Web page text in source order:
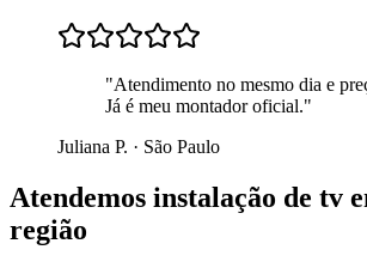
"Atendimento no mesmo dia e
Já é meu montador oficial."
Juliana P. · São Paulo
Atendemos instalação de tv
região